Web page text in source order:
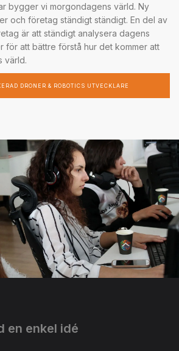
bygger vi morgondagens värld. Ny
och företag ständigt ständigt. En del av
är att ständigt analysera dagens
för att bättre förstå hur det kommer att
värld.
DRONER & ROBOTICS UTVECKLARE
en enkel idé